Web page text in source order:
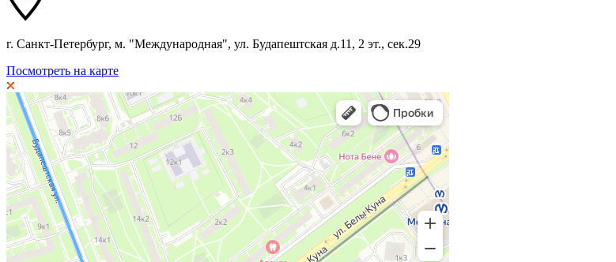
г. Санкт-Петербург, м. "Международная", ул. Будапештская д.11, 2 эт., сек.29
Посмотреть на карте